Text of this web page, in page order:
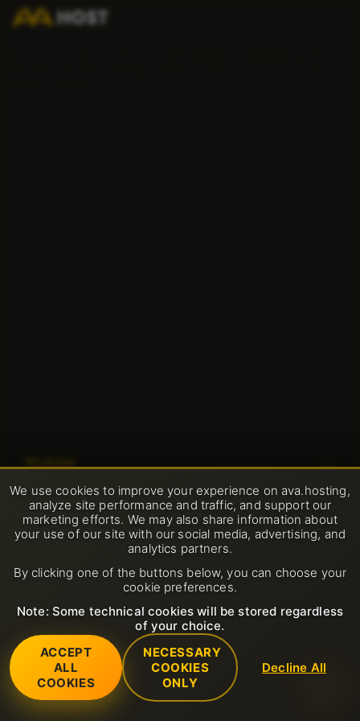
Услуги
SSL-сертификаты (https)
Общий веб-хостинг
VPS серверы
Домены
Поддержка
Открыть тикет в службу поддержки
FAQ
Открыть новый запрос в службу поддержки
Дата центр
Новости
Политика приемлемого использования
Условия обслуживания
Политика возврата средств
© 2001-2026 Avahost
Все права защищены
We use cookies to improve your experience on ava.hosting,
analyze site performance and traffic, and support our
marketing efforts. We may also share information about
your use of our site with our social media, advertising, and
analytics partners.
By clicking one of the buttons below, you can choose your
cookie preferences.
Note: Some technical cookies will be stored regardless
of your choice.
ACCEPT
ALL
COOKIES
NECESSARY
COOKIES
ONLY
Decline All